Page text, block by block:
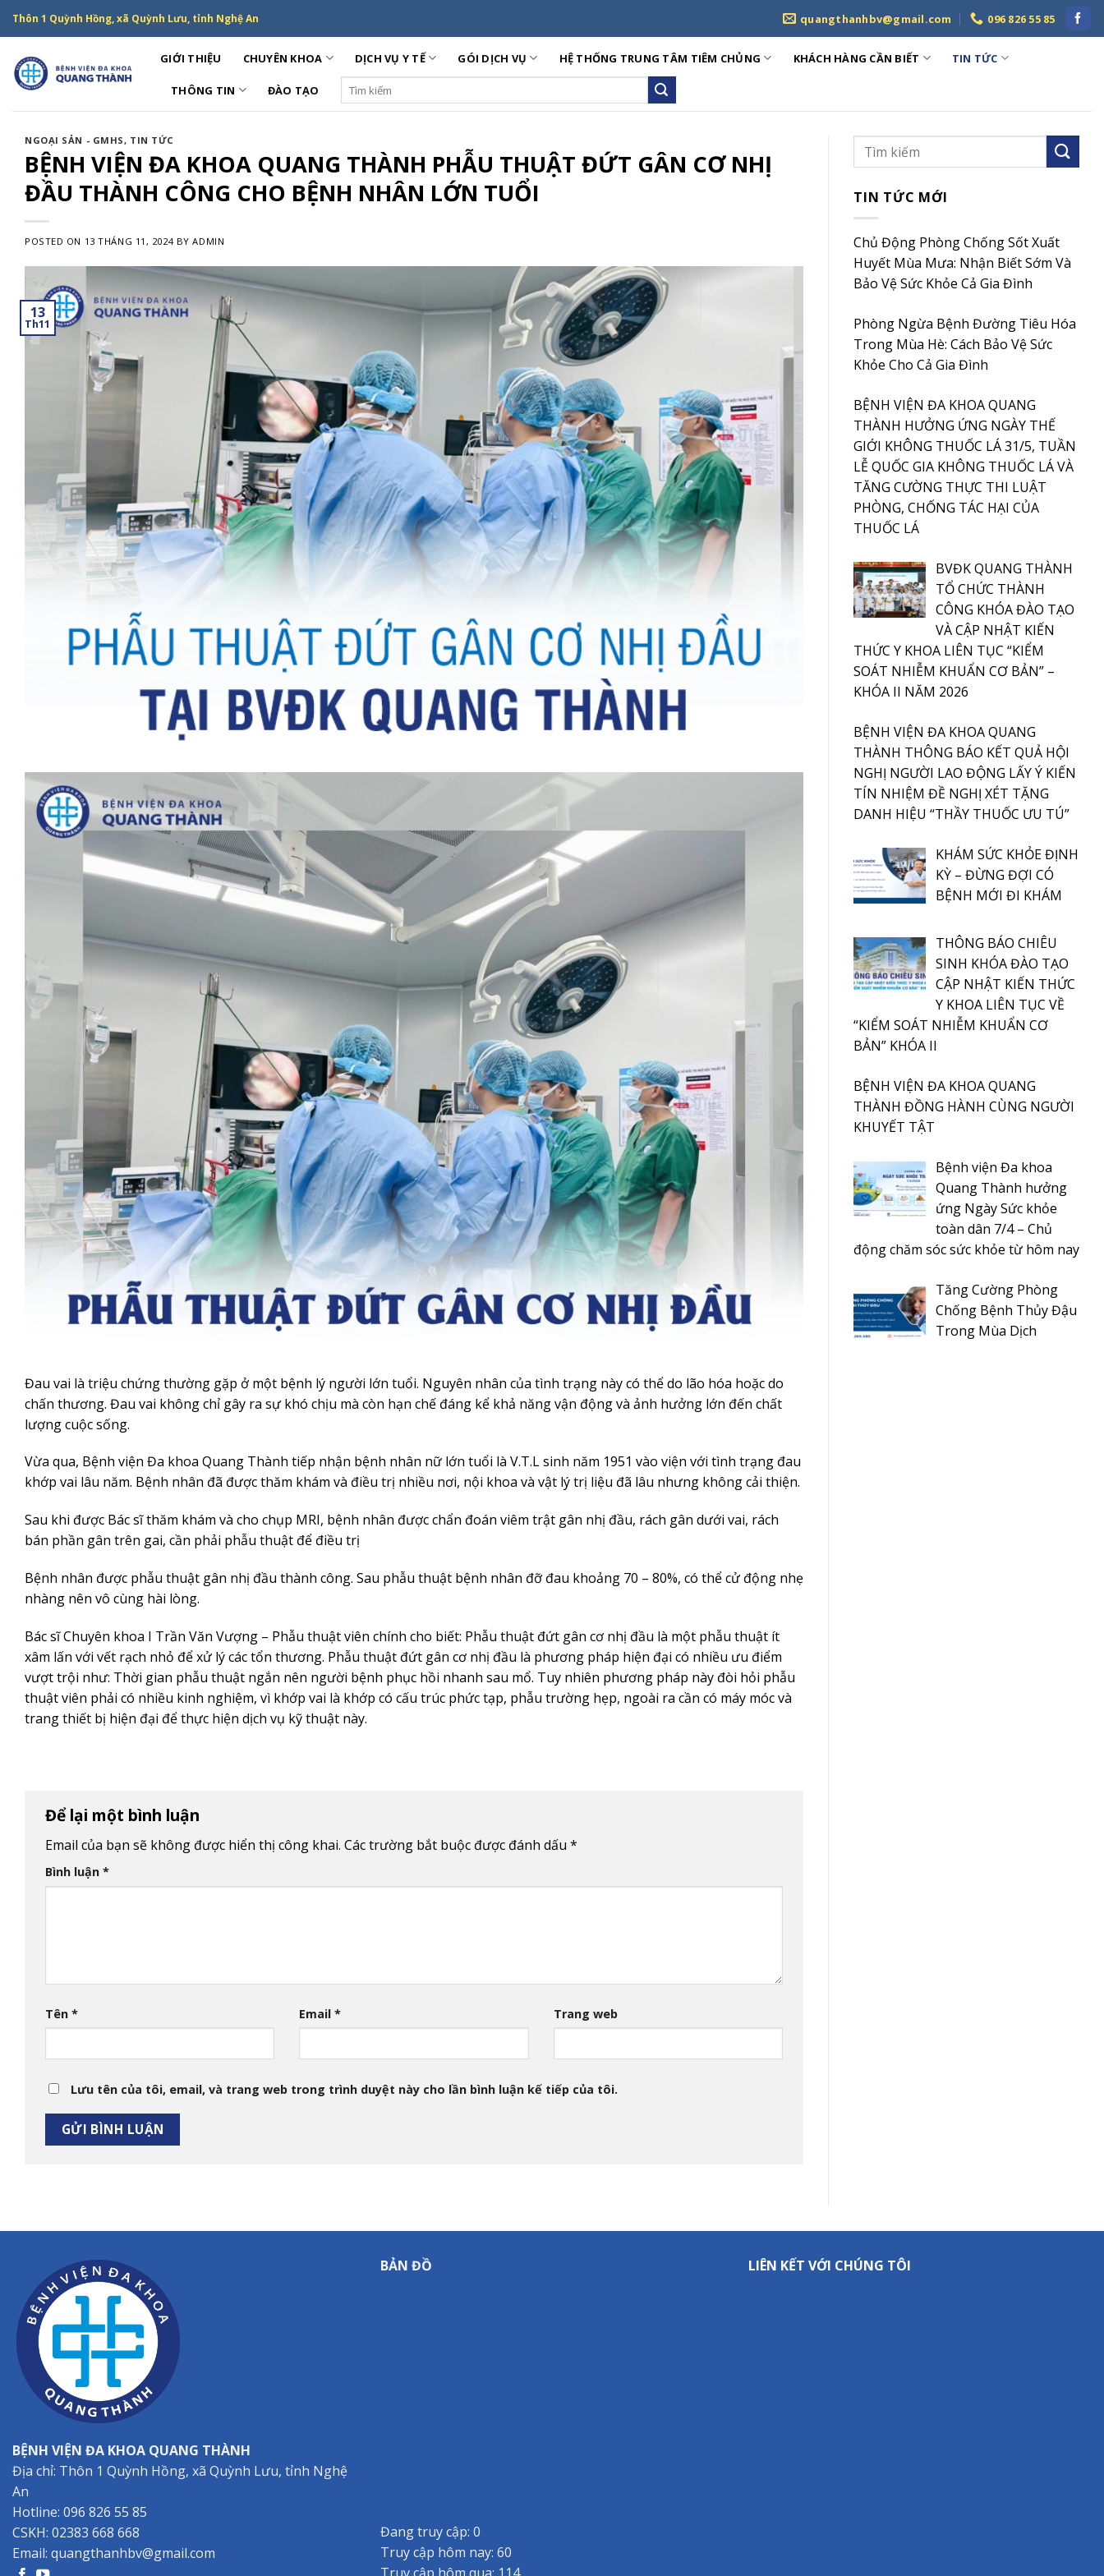
Thôn 1 Quỳnh Hồng, xã Quỳnh Lưu, tỉnh Nghệ An quangthanhbv@gmail.com 096 826 55 85
GIỚI THIỆU CHUYÊN KHOA DỊCH VỤ Y TẾ GÓI DỊCH VỤ HỆ THỐNG TRUNG TÂM TIÊM CHỦNG KHÁCH HÀNG CẦN BIẾT TIN TỨC
THÔNG TIN ĐÀO TẠO
Search
for:
NGOẠI SẢN - GMHS, TIN TỨC
BỆNH VIỆN ĐA KHOA QUANG THÀNH PHẪU THUẬT ĐỨT GÂN CƠ NHỊ
ĐẦU THÀNH CÔNG CHO BỆNH NHÂN LỚN TUỔI
POSTED ON 13 THÁNG 11, 2024BYADMIN
13
Th11
Đau vai là triệu chứng thường gặp ở một bệnh lý người lớn tuổi. Nguyên nhân của tình trạng này có thể do lão hóa hoặc do
chấn thương. Đau vai không chỉ gây ra sự khó chịu mà còn hạn chế đáng kể khả năng vận động và ảnh hưởng lớn đến chất
lượng cuộc sống.
Vừa qua, Bệnh viện Đa khoa Quang Thành tiếp nhận bệnh nhân nữ lớn tuổi là V.T.L sinh năm 1951 vào viện với tình trạng đau
khớp vai lâu năm. Bệnh nhân đã được thăm khám và điều trị nhiều nơi, nội khoa và vật lý trị liệu đã lâu nhưng không cải thiện.
Sau khi được Bác sĩ thăm khám và cho chụp MRI, bệnh nhân được chẩn đoán viêm trật gân nhị đầu, rách gân dưới vai, rách
bán phần gân trên gai, cần phải phẫu thuật để điều trị
Bệnh nhân được phẫu thuật gân nhị đầu thành công. Sau phẫu thuật bệnh nhân đỡ đau khoảng 70 – 80%, có thể cử động nhẹ
nhàng nên vô cùng hài lòng.
Bác sĩ Chuyên khoa I Trần Văn Vượng – Phẫu thuật viên chính cho biết: Phẫu thuật đứt gân cơ nhị đầu là một phẫu thuật ít
xâm lấn với vết rạch nhỏ để xử lý các tổn thương. Phẫu thuật đứt gân cơ nhị đầu là phương pháp hiện đại có nhiều ưu điểm
vượt trội như: Thời gian phẫu thuật ngắn nên người bệnh phục hồi nhanh sau mổ. Tuy nhiên phương pháp này đòi hỏi phẫu
thuật viên phải có nhiều kinh nghiệm, vì khớp vai là khớp có cấu trúc phức tạp, phẫu trường hẹp, ngoài ra cần có máy móc và
trang thiết bị hiện đại để thực hiện dịch vụ kỹ thuật này.
Để lại một bình luận
Email của bạn sẽ không được hiển thị công khai. Các trường bắt buộc được đánh dấu *
Bình luận *
Tên * Email* Trang web
Lưu tên của tôi, email, và trang web trong trình duyệt này cho lần bình luận kế tiếp của tôi.
TIN TỨC MỚI
Chủ Động Phòng Chống Sốt Xuất
Huyết Mùa Mưa: Nhận Biết Sớm Và
Bảo Vệ Sức Khỏe Cả Gia Đình
Phòng Ngừa Bệnh Đường Tiêu Hóa
Trong Mùa Hè: Cách Bảo Vệ Sức
Khỏe Cho Cả Gia Đình
BỆNH VIỆN ĐA KHOA QUANG
THÀNH HƯỞNG ỨNG NGÀY THẾ
GIỚI KHÔNG THUỐC LÁ 31/5, TUẦN
LỄ QUỐC GIA KHÔNG THUỐC LÁ VÀ
TĂNG CƯỜNG THỰC THI LUẬT
PHÒNG, CHỐNG TÁC HẠI CỦA
THUỐC LÁ
BVĐK QUANG THÀNH
TỔ CHỨC THÀNH
CÔNG KHÓA ĐÀO TẠO
VÀ CẬP NHẬT KIẾN
THỨC Y KHOA LIÊN TỤC “KIỂM
SOÁT NHIỄM KHUẨN CƠ BẢN” –
KHÓA II NĂM 2026
BỆNH VIỆN ĐA KHOA QUANG
THÀNH THÔNG BÁO KẾT QUẢ HỘI
NGHỊ NGƯỜI LAO ĐỘNG LẤY Ý KIẾN
TÍN NHIỆM ĐỀ NGHỊ XÉT TẶNG
DANH HIỆU “THẦY THUỐC ƯU TÚ”
KHÁM SỨC KHỎE ĐỊNH
KỲ – ĐỪNG ĐỢI CÓ
BỆNH MỚI ĐI KHÁM
THÔNG BÁO CHIÊU
SINH KHÓA ĐÀO TẠO
CẬP NHẬT KIẾN THỨC
Y KHOA LIÊN TỤC VỀ
“KIỂM SOÁT NHIỄM KHUẨN CƠ
BẢN” KHÓA II
BỆNH VIỆN ĐA KHOA QUANG
THÀNH ĐỒNG HÀNH CÙNG NGƯỜI
KHUYẾT TẬT
Bệnh viện Đa khoa
Quang Thành hưởng
ứng Ngày Sức khỏe
toàn dân 7/4 – Chủ
động chăm sóc sức khỏe từ hôm nay
Tăng Cường Phòng
Chống Bệnh Thủy Đậu
Trong Mùa Dịch
BỆNH VIỆN ĐA KHOA QUANG THÀNH
Địa chỉ: Thôn 1 Quỳnh Hồng, xã Quỳnh Lưu, tỉnh Nghệ
An
Hotline: 096 826 55 85
CSKH: 02383 668 668
Email: quangthanhbv@gmail.com
BẢN ĐỒ
Đang truy cập: 0
Truy cập hôm nay: 60
Truy cập hôm qua: 114
LIÊN KẾT VỚI CHÚNG TÔI